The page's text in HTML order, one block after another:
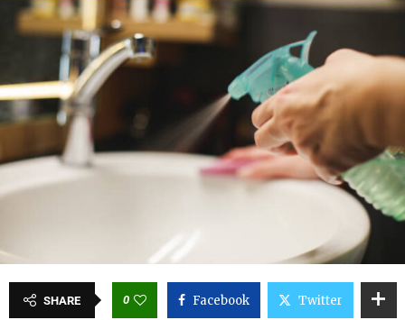
SHARE 0 Facebook Twitter